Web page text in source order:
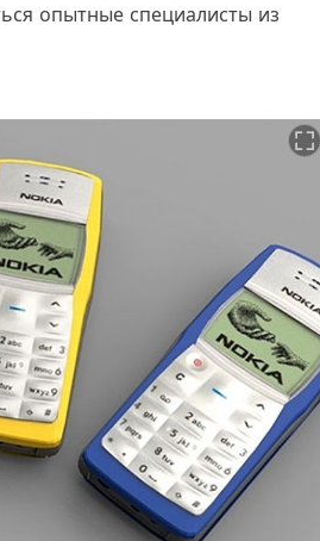
опытные специалисты из